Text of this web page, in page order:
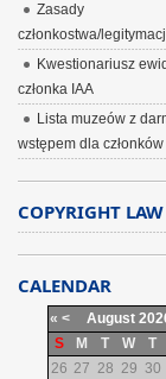
Zasady
członkostwa/
Kwestionariusz
członka IAA
Lista muzeów z
wstępem dla członków
COPYRIGHT
CALENDAR
« < August
S
M T W T
26 27 28 29 30